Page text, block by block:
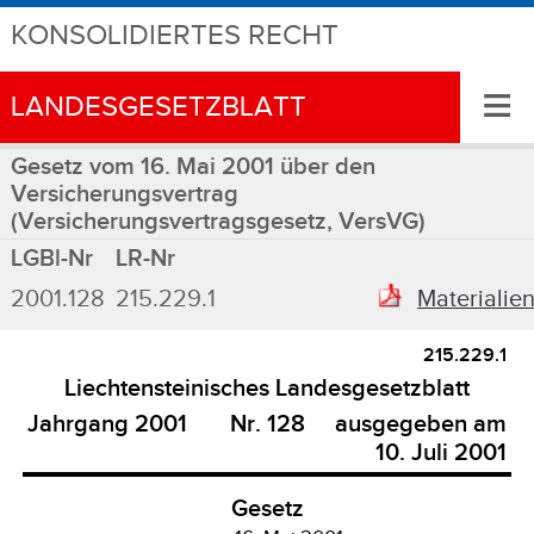
KONSOLIDIERTES RECHT
LANDESGESETZBLATT ≡
Gesetz vom 16. Mai 2001 über den
Versicherungsvertrag
(Versicherungsvertragsgesetz, VersVG)
LGBl-Nr
LR-Nr
2001.128 215.229.1